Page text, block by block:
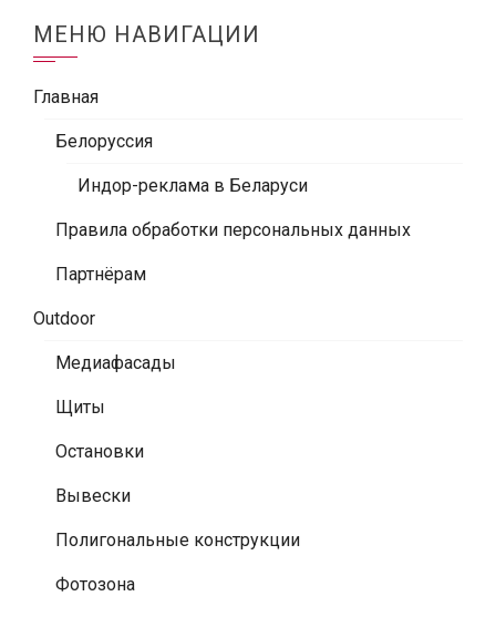
МЕНЮ НАВИГАЦИИ
Главная
Белоруссия
Индор-реклама в Беларуси
Правила обработки персональных данных
Партнёрам
Outdoor
Медиафасады
Щиты
Остановки
Вывески
Полигональные конструкции
Фотозона